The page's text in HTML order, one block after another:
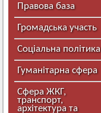
Правова база
Громадська участь
Соціальна політика
Гуманітарна сфера
Сфера ЖКГ,
транспорт,
архітектура та